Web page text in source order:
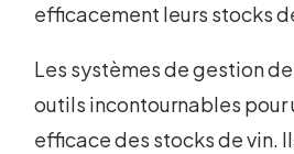
efficacement leurs stocks
Les systèmes de gestion
outils incontournables pour
efficace des stocks de vin.